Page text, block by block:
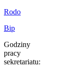
Rodo
Bip
Godziny
pracy
sekretariatu: